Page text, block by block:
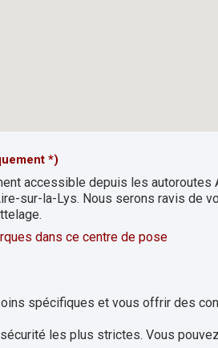
*)
accessible depuis les autoroutes
sur-la-Lys. Nous serons ravis de
dans ce centre de pose
spécifiques et vous offrir des
les plus strictes. Vous